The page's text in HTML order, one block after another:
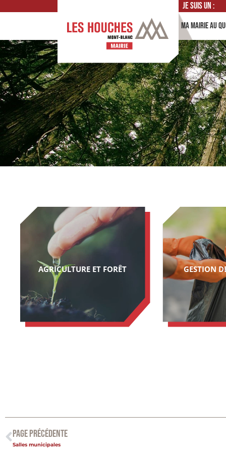
Je suis un :
Ma mairie au
AGRICULTURE ET FORÊT GESTION
PAGE PRÉCÉDENTE
Salles municipales